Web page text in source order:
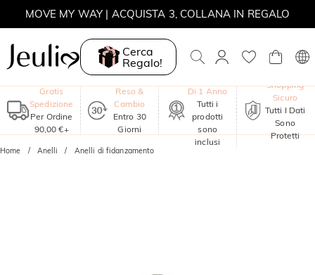
MOVE MY WAY | ACQUISTA 3, COLLANA IN REGALO
Cerca
Regalo!
Gratis
Spedizione
Per Ordine
90,00 €+
Reso &
Cambio
Entro 30
Giorni
Di 1 Anno
Tutti i
prodotti
sono
inclusi
Shopping
Sicuro
Tutti I Dati
Sono
Protetti
Home Anelli Anelli di fidanzamento